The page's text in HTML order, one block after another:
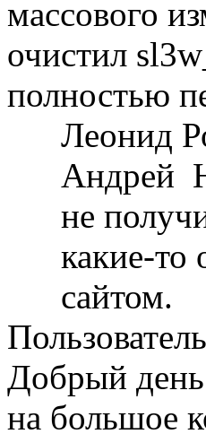
массового
очистил
полностью
Леонид
Андрей
не
какие-то
сайтом.
Добрый
на большое